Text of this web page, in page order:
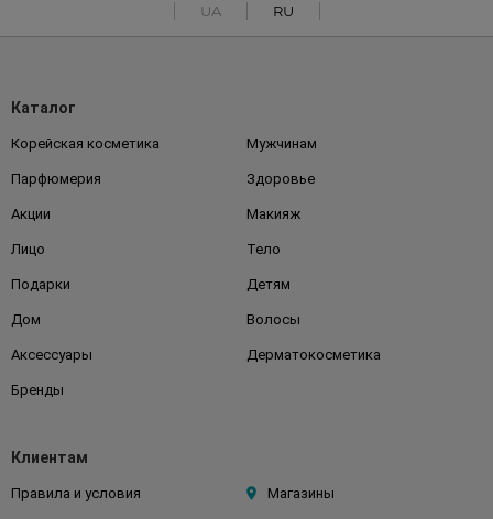
UA RU
Каталог
Корейская косметика Мужчинам
Парфюмерия Здоровье
Акции Макияж
Лицо Тело
Подарки Детям
Дом Волосы
Аксессуары Дерматокосметика
Бренды
Клиентам
Правила и условия Магазины